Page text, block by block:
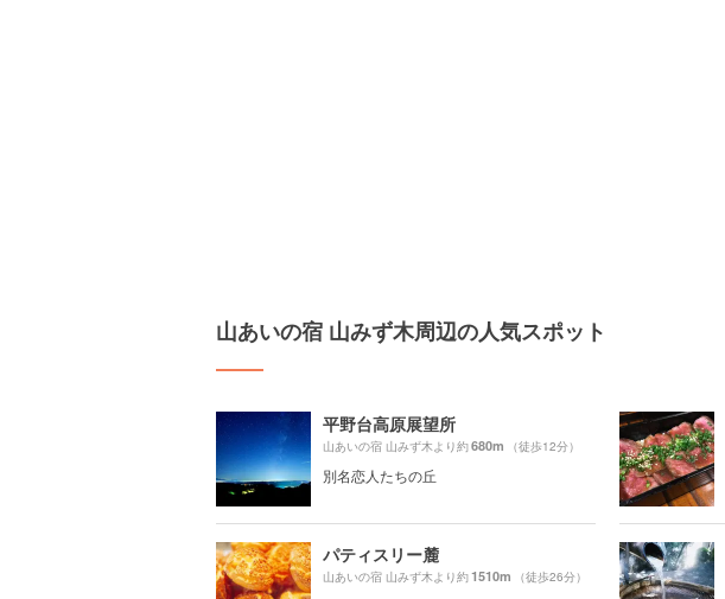
山あいの宿 山みず木周辺の人気スポット
平野台高原展望所
山あいの宿 山みず木より約680m （徒歩12分）
別名恋人たちの丘
パティスリー麓
山あいの宿 山みず木より約1510m （徒歩26分）